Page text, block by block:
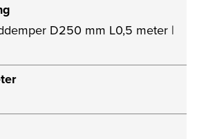
D250 mm L0,5 meter |